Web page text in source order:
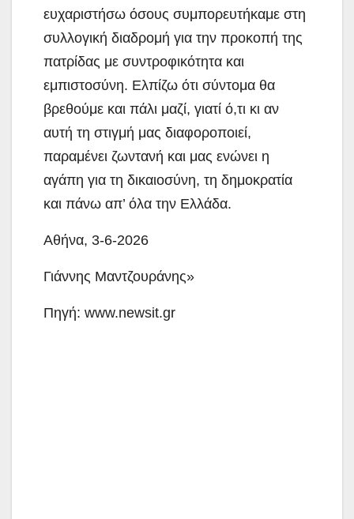
ευχαριστήσω όσους συμπορευτήκαμε στη
συλλογική διαδρομή για την προκοπή της
πατρίδας με συντροφικότητα και
εμπιστοσύνη. Ελπίζω ότι σύντομα θα
βρεθούμε και πάλι μαζί, γιατί ό,τι κι αν
αυτή τη στιγμή μας διαφοροποιεί,
παραμένει ζωντανή και μας ενώνει η
αγάπη για τη δικαιοσύνη, τη δημοκρατία
και πάνω απ’ όλα την Ελλάδα.
Αθήνα, 3-6-2026
Γιάννης Μαντζουράνης»
Πηγή: www.newsit.gr